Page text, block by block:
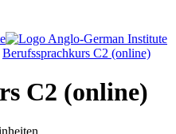
Berufssprachkurs C2 (online)
C2 (online)